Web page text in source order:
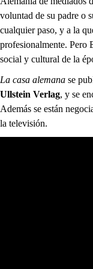
voluntad de su padre o
cualquier paso, y a la
profesionalmente. Pero
social y cultural de la
La casa alemana se
Ullstein Verlag, y se
Además se están
la televisión.